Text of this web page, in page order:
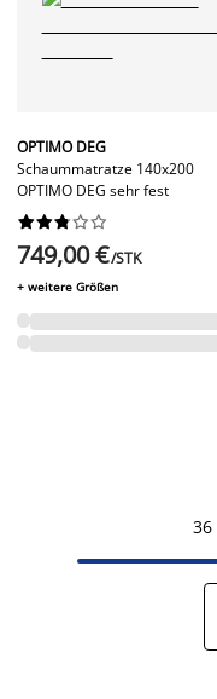
OPTIMO DEG
Schaummatratze 140x200
OPTIMO DEG sehr fest






749,00 €/STK
+ weitere Größen
36